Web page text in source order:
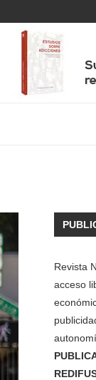
Revista
acceso